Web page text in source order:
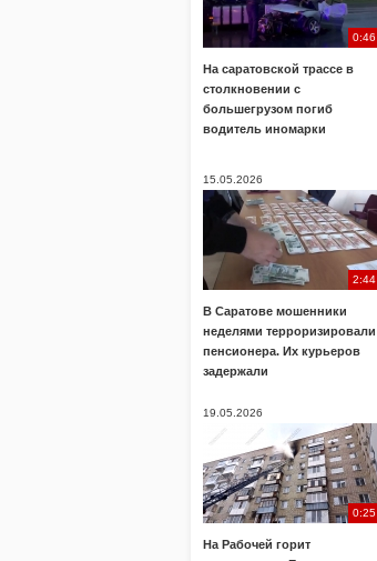
0:46
На саратовской трассе в
столкновении с
большегрузом погиб
водитель иномарки
15.05.2026
2:44
В Саратове мошенники
неделями терроризировали
пенсионера. Их курьеров
задержали
19.05.2026
0:25
На Рабочей горит